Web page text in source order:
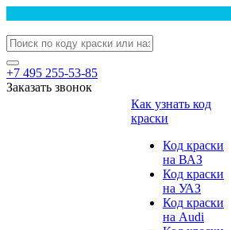
+7 495 255-53-85
Заказать звонок
Как узнать код
краски
Код краски
на ВАЗ
Код краски
на УАЗ
Код краски
на Audi